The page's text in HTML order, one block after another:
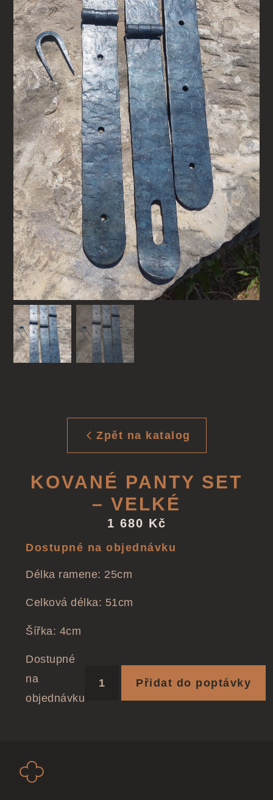
Zpět na katalog
KOVANÉ PANTY SET
– VELKÉ
1 680 Kč
Dostupné na objednávku
Délka ramene: 25cm
Celková délka: 51cm
Šířka: 4cm
Dostupné
na
objednávku
Přidat do poptávky